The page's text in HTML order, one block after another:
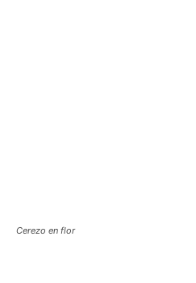
Cerezo en flor